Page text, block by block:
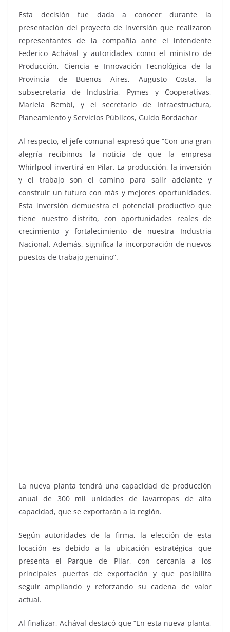
Esta decisión fue dada a conocer durante la
presentación del proyecto de inversión que realizaron
representantes de la compañía ante el intendente
Federico Achával y autoridades como el ministro de
Producción, Ciencia e Innovación Tecnológica de la
Provincia de Buenos Aires, Augusto Costa, la
subsecretaria de Industria, Pymes y Cooperativas,
Mariela Bembi, y el secretario de Infraestructura,
Planeamiento y Servicios Públicos, Guido Bordachar
Al respecto, el jefe comunal expresó que “Con una gran
alegría recibimos la noticia de que la empresa
Whirlpool invertirá en Pilar. La producción, la inversión
y el trabajo son el camino para salir adelante y
construir un futuro con más y mejores oportunidades.
Esta inversión demuestra el potencial productivo que
tiene nuestro distrito, con oportunidades reales de
crecimiento y fortalecimiento de nuestra Industria
Nacional. Además, significa la incorporación de nuevos
puestos de trabajo genuino”.
La nueva planta tendrá una capacidad de producción
anual de 300 mil unidades de lavarropas de alta
capacidad, que se exportarán a la región.
Según autoridades de la firma, la elección de esta
locación es debido a la ubicación estratégica que
presenta el Parque de Pilar, con cercanía a los
principales puertos de exportación y que posibilita
seguir ampliando y reforzando su cadena de valor
actual.
Al finalizar, Achával destacó que “En esta nueva planta,